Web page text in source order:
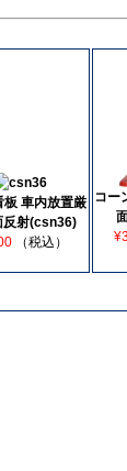
板 車内放置厳
反射(csn36)
（税込）
コー